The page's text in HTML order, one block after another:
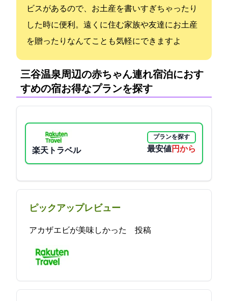
ビスがあるので、お土産を書いすぎちゃったり
した時に便利。遠くに住む家族や友達にお土産
を贈ったりなんてことも気軽にできますよ
三谷温泉周辺の赤ちゃん連れ宿泊におす
すめの宿:お得なプランを探す
楽天トラベル
プランを探す
最安値4950円から
ピックアップレビュー
アカザエビが美味しかった 2021-12-03 22:55:07投稿